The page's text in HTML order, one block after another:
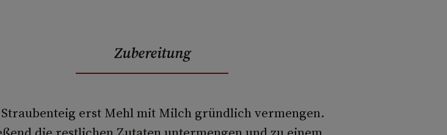
Zubereitung
erst Mehl mit Milch gründlich vermengen.